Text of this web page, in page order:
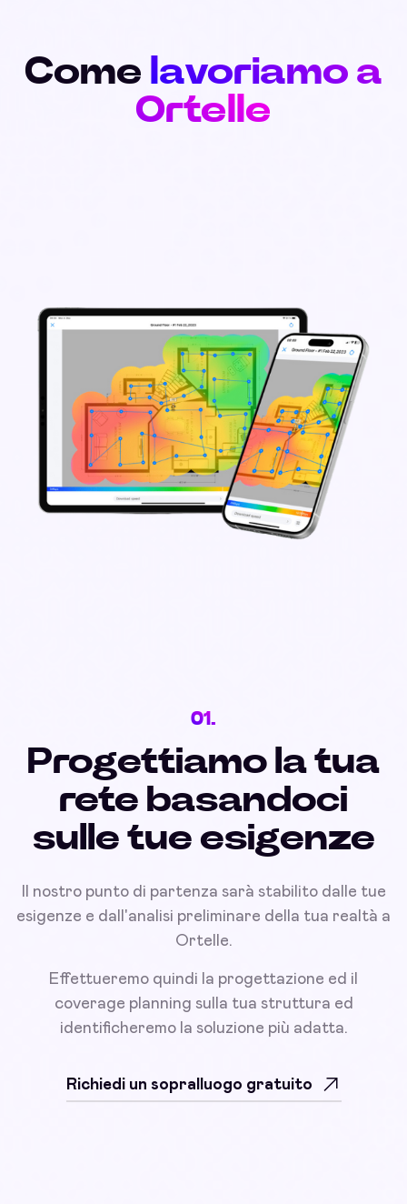
Come lavoriamo a
Ortelle
01.
Progettiamo la tua
rete basandoci
sulle tue esigenze
Il nostro punto di partenza sarà stabilito dalle tue
esigenze e dall'analisi preliminare della tua realtà a
Ortelle.
Effettueremo quindi la progettazione ed il
coverage planning sulla tua struttura ed
identificheremo la soluzione più adatta.
Richiedi un sopralluogo gratuito